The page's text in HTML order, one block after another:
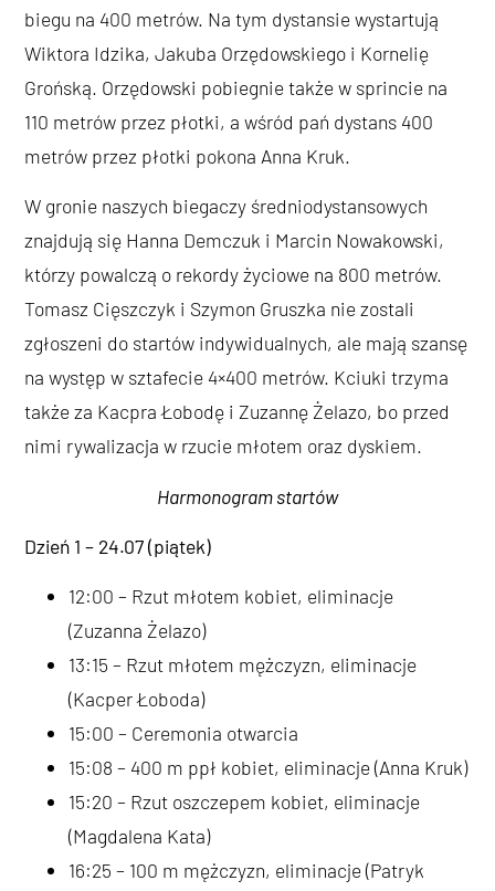
biegu na 400 metrów. Na tym dystansie wystartują
Wiktora Idzika, Jakuba Orzędowskiego i Kornelię
Grońską. Orzędowski pobiegnie także w sprincie na
110 metrów przez płotki, a wśród pań dystans 400
metrów przez płotki pokona Anna Kruk.
W gronie naszych biegaczy średniodystansowych
znajdują się Hanna Demczuk i Marcin Nowakowski,
którzy powalczą o rekordy życiowe na 800 metrów.
Tomasz Cięszczyk i Szymon Gruszka nie zostali
zgłoszeni do startów indywidualnych, ale mają szansę
na występ w sztafecie 4×400 metrów. Kciuki trzyma
także za Kacpra Łobodę i Zuzannę Żelazo, bo przed
nimi rywalizacja w rzucie młotem oraz dyskiem.
Harmonogram startów
Dzień 1 – 24.07 (piątek)
12:00 – Rzut młotem kobiet, eliminacje
(Zuzanna Żelazo)
13:15 – Rzut młotem mężczyzn, eliminacje
(Kacper Łoboda)
15:00 – Ceremonia otwarcia
15:08 – 400 m ppł kobiet, eliminacje (Anna Kruk)
15:20 – Rzut oszczepem kobiet, eliminacje
(Magdalena Kata)
16:25 – 100 m mężczyzn, eliminacje (Patryk